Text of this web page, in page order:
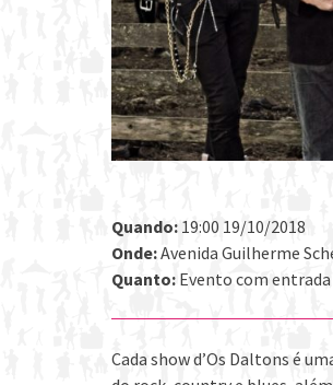
Quando: 19:00 19/10/2018
Onde:Avenida Guilherme
Quanto: Evento com
Cada show d’Os Daltons é